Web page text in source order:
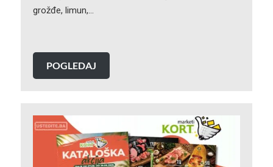
grožđe, limun,…
POGLEDAJ